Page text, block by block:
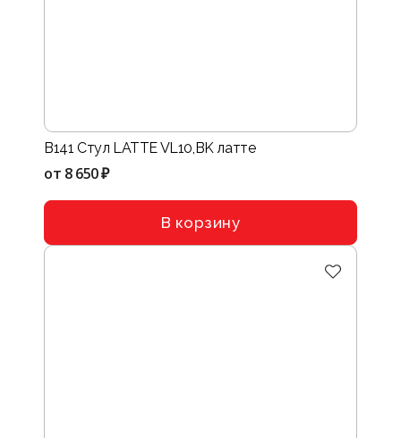
B141 Стул LATTE VL10,BK латте
от 8 650 ₽
В корзину